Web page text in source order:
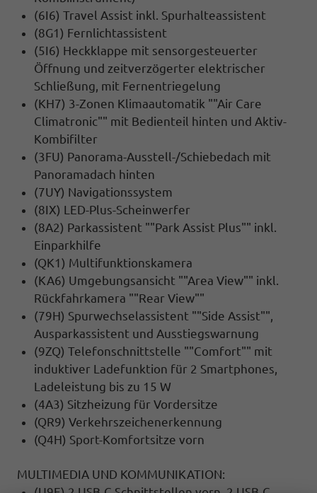
(6I6) Travel Assist inkl. Spurhalteassistent
(8G1) Fernlichtassistent
(5I6) Heckklappe mit sensorgesteuerter
Öffnung und zeitverzögerter elektrischer
Schließung, mit Fernentriegelung
(KH7) 3-Zonen Klimaautomatik ""Air Care
Climatronic"" mit Bedienteil hinten und Aktiv-
Kombifilter
(3FU) Panorama-Ausstell-/Schiebedach mit
Panoramadach hinten
(7UY) Navigationssystem
(8IX) LED-Plus-Scheinwerfer
(8A2) Parkassistent ""Park Assist Plus"" inkl.
Einparkhilfe
(QK1) Multifunktionskamera
(KA6) Umgebungsansicht ""Area View"" inkl.
Rückfahrkamera ""Rear View""
(79H) Spurwechselassistent ""Side Assist"",
Ausparkassistent und Ausstiegswarnung
(9ZQ) Telefonschnittstelle ""Comfort"" mit
induktiver Ladefunktion für 2 Smartphones,
Ladeleistung bis zu 15 W
(4A3) Sitzheizung für Vordersitze
(QR9) Verkehrszeichenerkennung
(Q4H) Sport-Komfortsitze vorn
MULTIMEDIA UND KOMMUNIKATION: